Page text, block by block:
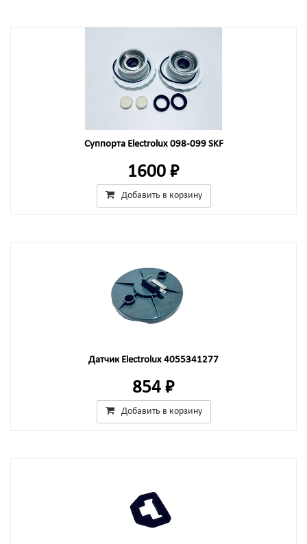
Cуппорта Electrolux 098-099 SKF
1600 ₽
Добавить в корзину
Датчик Electrolux 4055341277
854 ₽
Добавить в корзину